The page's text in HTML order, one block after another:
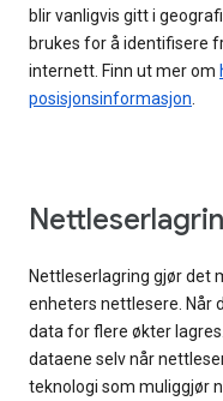
blir vanligvis gitt i
brukes for å identifisere
internett. Finn ut mer om
posisjonsinformasjon.
Nettleserlagring gjør det
enheters nettlesere. Når
data for flere økter
dataene selv når
teknologi som muliggjør